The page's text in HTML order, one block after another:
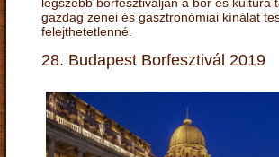
legszebb borfesztiválján a bor és kultúra
gazdag zenei és gasztronómiai kínálat
felejthetetlenné.
28. Budapest Borfesztivál 2019